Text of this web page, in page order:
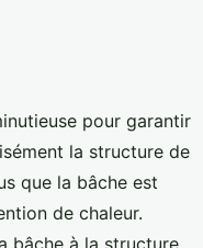
pour garantir
la structure de
que la bâche est
de chaleur.